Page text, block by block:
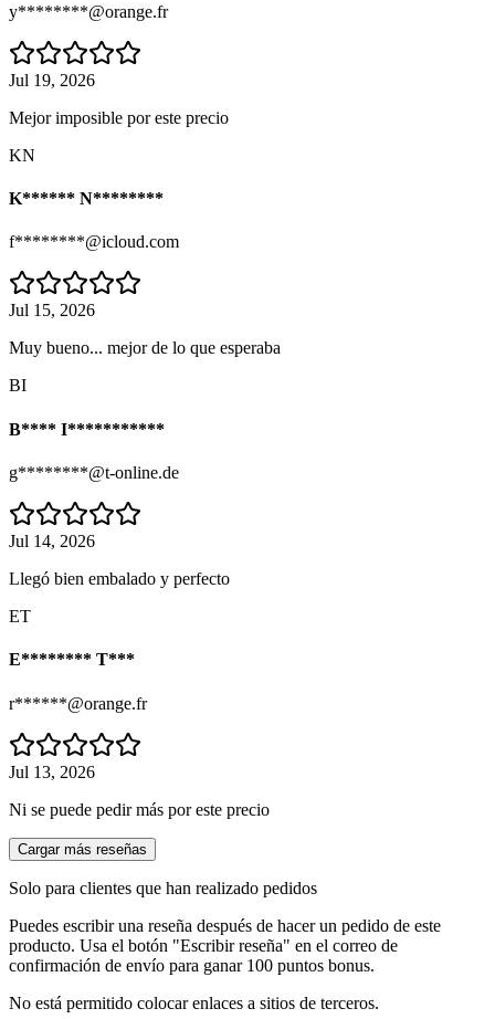
y********@orange.fr
Jul 19, 2026
Mejor imposible por este precio
KN
K****** N********
f********@icloud.com
Jul 15, 2026
Muy bueno... mejor de lo que esperaba
BI
B**** I***********
g********@t-online.de
Jul 14, 2026
Llegó bien embalado y perfecto
ET
E******** T***
r******@orange.fr
Jul 13, 2026
Ni se puede pedir más por este precio
Cargar más reseñas
Solo para clientes que han realizado pedidos
Puedes escribir una reseña después de hacer un pedido de este
producto. Usa el botón "Escribir reseña" en el correo de
confirmación de envío para ganar 100 puntos bonus.
No está permitido colocar enlaces a sitios de terceros.